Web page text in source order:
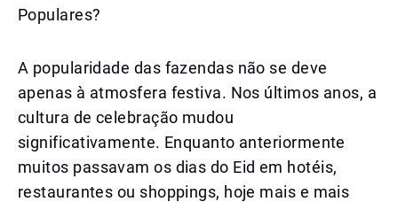
Populares?
A popularidade das fazendas não se deve
apenas à atmosfera festiva. Nos últimos anos, a
cultura de celebração mudou
significativamente. Enquanto anteriormente
muitos passavam os dias do Eid em hotéis,
restaurantes ou shoppings, hoje mais e mais